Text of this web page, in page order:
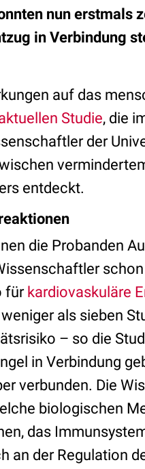
nun erstmals
in Verbindung
auf das
Studie, die
der
entdeckt.
die Probanden
für kardiovaskuläre
als sieben
– so die
in Verbindung
verbunden. Die
biologischen
das
an der Regulation